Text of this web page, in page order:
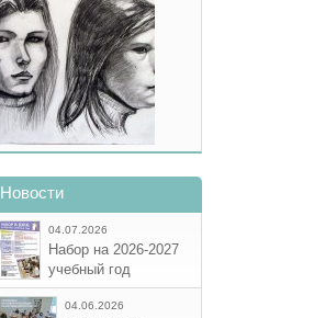
Новости
04.07.2026
Набор на 2026-2027
учебный год
04.06.2026